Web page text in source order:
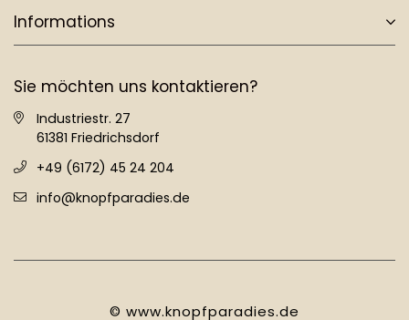
Informations
Sie möchten uns kontaktieren?
Industriestr. 27
61381 Friedrichsdorf
+49 (6172) 45 24 204
info@knopfparadies.de
© www.knopfparadies.de